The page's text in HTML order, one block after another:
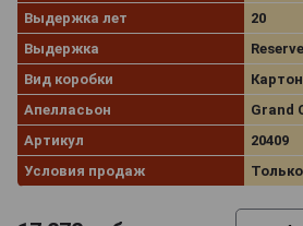
Выдержка лет
20
Выдержка
Reserve
Вид коробки
Апелласьон
Grand
Артикул
20409
Условия продаж